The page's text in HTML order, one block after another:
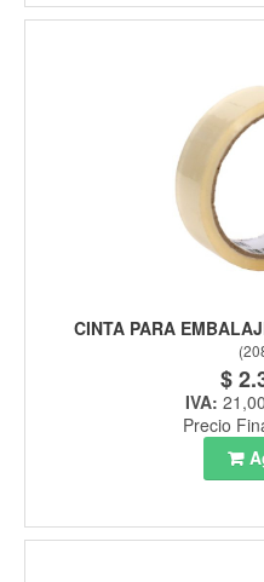
CINTA PARA
(
$
IVA:
Precio